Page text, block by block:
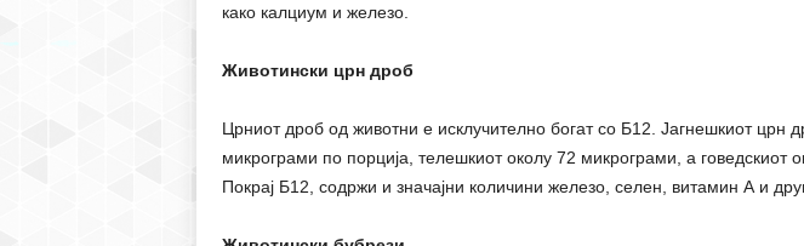
како калциум и железо.
Животински црн дроб
Црниот дроб од животни е исклучително богат со Б12. Јагнешкиот црн
микрограми по порција, телешкиот околу 72 микрограми, а говедскиот
Покрај Б12, содржи и значајни количини железо, селен, витамин А и